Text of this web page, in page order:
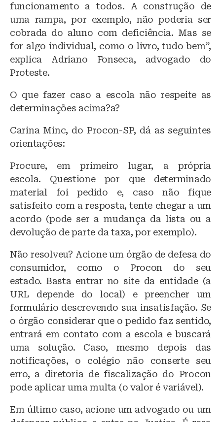
funcionamento a todos. A construção de
uma rampa, por exemplo, não poderia ser
cobrada do aluno com deficiência. Mas se
for algo individual, como o livro, tudo bem”,
explica Adriano Fonseca, advogado do
Proteste.
O que fazer caso a escola não respeite as
determinações acima?a?
Carina Minc, do Procon-SP, dá as seguintes
orientações:
Procure, em primeiro lugar, a própria
escola. Questione por que determinado
material foi pedido e, caso não fique
satisfeito com a resposta, tente chegar a um
acordo (pode ser a mudança da lista ou a
devolução de parte da taxa, por exemplo).
Não resolveu? Acione um órgão de defesa do
consumidor, como o Procon do seu
estado. Basta entrar no site da entidade (a
URL depende do local) e preencher um
formulário descrevendo sua insatisfação. Se
o órgão considerar que o pedido faz sentido,
entrará em contato com a escola e buscará
uma solução. Caso, mesmo depois das
notificações, o colégio não conserte seu
erro, a diretoria de fiscalização do Procon
pode aplicar uma multa (o valor é variável).
Em último caso, acione um advogado ou um